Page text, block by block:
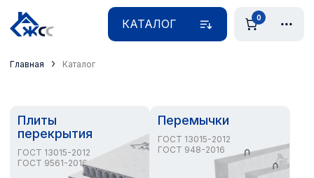
КАТАЛОГ 0
Главная › Каталог
Плиты
перекрытия
ГОСТ 13015-2012
ГОСТ 9561-2016
Перемычки
ГОСТ 13015-2012
ГОСТ 948-2016